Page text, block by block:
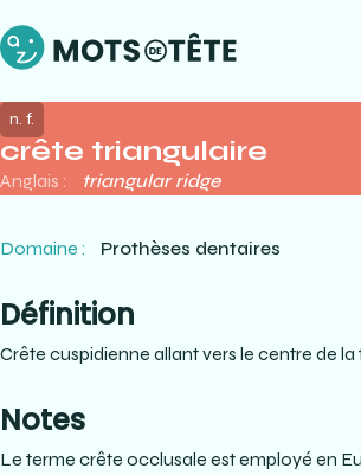
crête triangulaire
n. f.
Anglais : triangular ridge
Domaine : Prothèses dentaires
Définition
Crête cuspidienne allant vers le centre de
Notes
Le terme crête occlusale est employé en